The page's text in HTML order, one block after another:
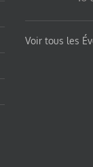
Voir tous les